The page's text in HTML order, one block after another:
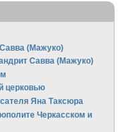
(Мажуко)
Савва (Мажуко)
церковью
Яна Таксюра
Черкасском и